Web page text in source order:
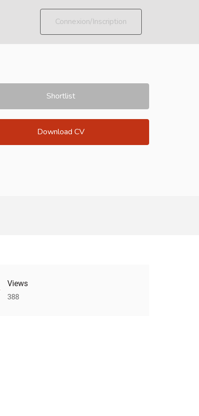
Connexion/Inscription
Shortlist
Download CV
Views
388